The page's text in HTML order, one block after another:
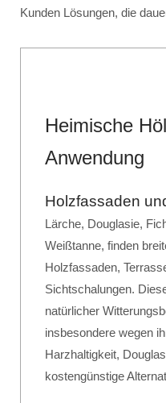
Kunden Lösungen, die
Heimische
Anwendung
Holzfassaden
Lärche, Douglasie,
Weißtanne, finden
Holzfassaden,
Sichtschalungen.
natürlicher
insbesondere wegen
Harzhaltigkeit,
kostengünstige